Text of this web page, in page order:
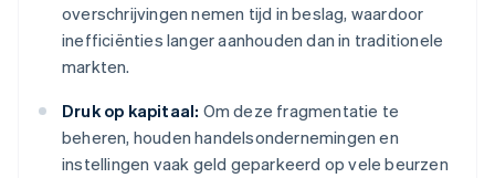
overschrijvingen nemen tijd in beslag, waardoor
inefficiënties langer aanhouden dan in traditionele
markten.
Druk op kapitaal: Om deze fragmentatie te
beheren, houden handelsondernemingen en
instellingen vaak geld geparkeerd op vele beurzen